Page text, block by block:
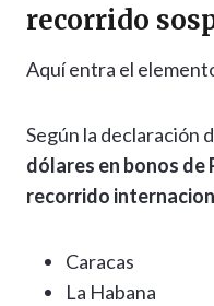
recorrido
Aquí entra el
Según la declaración
dólares en bonos de
recorrido
Caracas
La Habana